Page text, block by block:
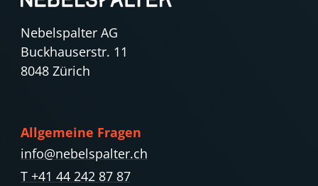
Nebelspalter AG
Buckhauserstr. 11
8048 Zürich
Allgemeine Fragen
info@nebelspalter.ch
T +41 44 242 87 87